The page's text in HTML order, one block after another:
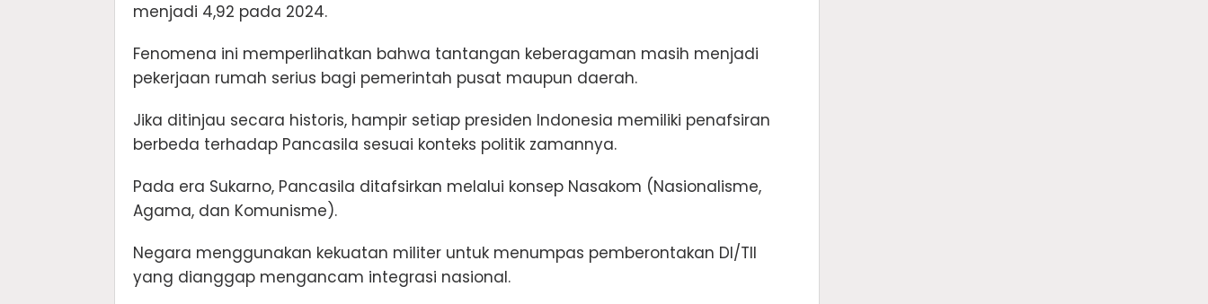
menjadi 4,92 pada 2024.
Fenomena ini memperlihatkan bahwa tantangan keberagaman masih menjadi
pekerjaan rumah serius bagi pemerintah pusat maupun daerah.
Jika ditinjau secara historis, hampir setiap presiden Indonesia memiliki penafsiran
berbeda terhadap Pancasila sesuai konteks politik zamannya.
Pada era Sukarno, Pancasila ditafsirkan melalui konsep Nasakom (Nasionalisme,
Agama, dan Komunisme).
Negara menggunakan kekuatan militer untuk menumpas pemberontakan DI/TII
yang dianggap mengancam integrasi nasional.